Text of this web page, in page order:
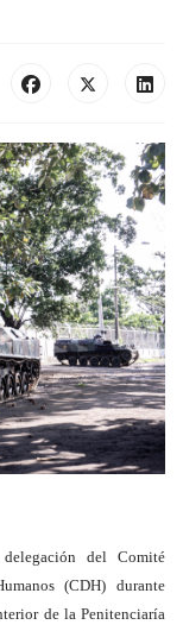
del Comité
(CDH) durante
de la Penitenciaría